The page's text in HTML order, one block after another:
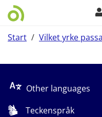
Start / Vilket yrke
Other languages
Teckenspråk